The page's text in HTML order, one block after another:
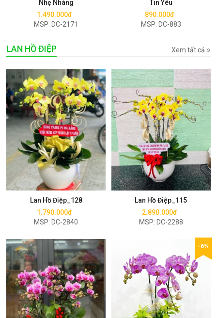
Nhẹ Nhàng
1.490.000đ
MSP: DC-2171
Tin Yêu
890.000đ
MSP: DC-883
LAN HỒ ĐIỆP Xem tất cả
Lan Hồ Điệp_128
1.790.000đ
MSP: DC-2840
Mua ngay
Lan Hồ Điệp_115
2.890.000đ
MSP: DC-2288
Mua ngay
-6%